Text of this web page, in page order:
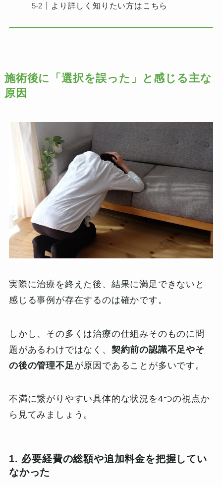
より詳しく知りたい方はこちら
施術後に「選択を誤った」と感じる主な
原因
実際に治療を終えた後、結果に満足できないと
感じる事例が存在するのは確かです。
しかし、その多くは治療の仕組みそのものに問
題があるわけではなく、 契約前の認識不足やそ
の後の管理不足 が原因であることが多いです。
不満に繋がりやすい具体的な状況を4つの視点か
ら見てみましょう。
1. 必要経費の総額や追加料金を把握してい
なかった